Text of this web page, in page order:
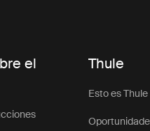
el
Thule
Esto es Thule